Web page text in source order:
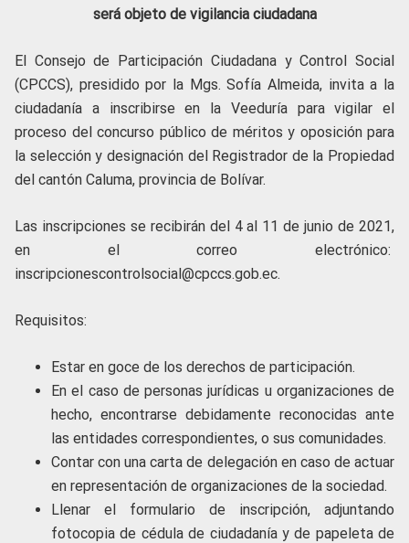
será objeto de vigilancia ciudadana
El Consejo de Participación Ciudadana y Control Social
(CPCCS), presidido por la Mgs. Sofía Almeida, invita a la
ciudadanía a inscribirse en la Veeduría para vigilar el
proceso del concurso público de méritos y oposición para
la selección y designación del Registrador de la Propiedad
del cantón Caluma, provincia de Bolívar.
Las inscripciones se recibirán del 4 al 11 de junio de 2021,
en el correo electrónico:
inscripcionescontrolsocial@cpccs.gob.ec.
Requisitos:
Estar en goce de los derechos de participación.
En el caso de personas jurídicas u organizaciones de
hecho, encontrarse debidamente reconocidas ante
las entidades correspondientes, o sus comunidades.
Contar con una carta de delegación en caso de actuar
en representación de organizaciones de la sociedad.
Llenar el formulario de inscripción, adjuntando
fotocopia de cédula de ciudadanía y de papeleta de